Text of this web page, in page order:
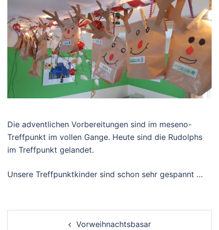
Die adventlichen Vorbereitungen sind im meseno-
Treffpunkt im vollen Gange. Heute sind die Rudolphs
im Treffpunkt gelandet.
Unsere Treffpunktkinder sind schon sehr gespannt …
Vorweihnachtsbasar